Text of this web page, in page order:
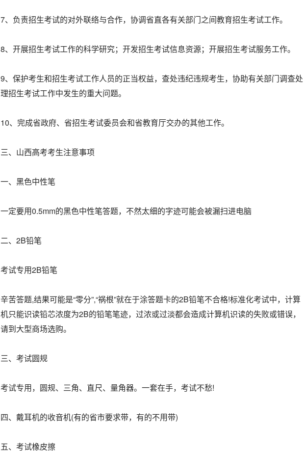
7、负责招生考试的对外联络与合作，协调省直各有关部门之间教育招生考试工作。
8、开展招生考试工作的科学研究；开发招生考试信息资源；开展招生考试服务工作。
9、保护考生和招生考试工作人员的正当权益，查处违纪违规考生，协助有关部门调查处
理招生考试工作中发生的重大问题。
10、完成省政府、省招生考试委员会和省教育厅交办的其他工作。
三、山西高考考生注意事项
一、黑色中性笔
一定要用0.5mm的黑色中性笔答题，不然太细的字迹可能会被漏扫进电脑
二、2B铅笔
考试专用2B铅笔
辛苦答题,结果可能是“零分”,“祸根”就在于涂答题卡的2B铅笔不合格!标准化考试中，计算
机只能识读铅芯浓度为2B的铅笔笔迹，过浓或过淡都会造成计算机识读的失败或错误，
请到大型商场选购。
三、考试圆规
考试专用，圆规、三角、直尺、量角器。一套在手，考试不愁!
四、戴耳机的收音机(有的省市要求带，有的不用带)
五、考试橡皮擦